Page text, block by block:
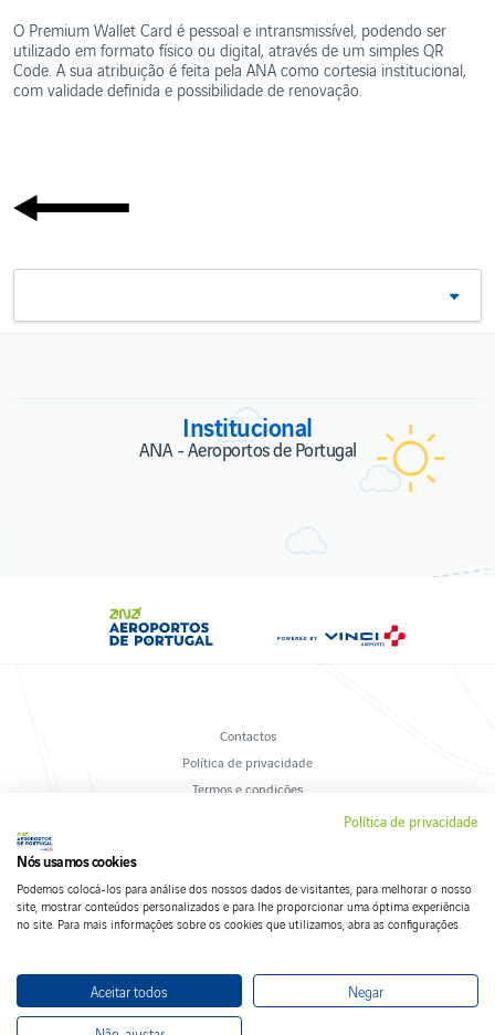
O Premium Wallet Card é pessoal e intransmissível, podendo ser
utilizado em formato físico ou digital, através de um simples QR
Code. A sua atribuição é feita pela ANA como cortesia institucional,
com validade definida e possibilidade de renovação.
Institucional
ANA - Aeroportos de Portugal
Contactos
Política de privacidade
Termos e condições
Siga-nos nas redes sociais
Política de privacidade
Nós usamos cookies
Podemos colocá-los para análise dos nossos dados de visitantes, para melhorar o nosso
site, mostrar conteúdos personalizados e para lhe proporcionar uma óptima experiência
no site. Para mais informações sobre os cookies que utilizamos, abra as configurações.
Aceitar todos Negar